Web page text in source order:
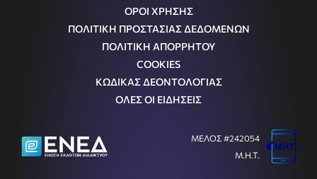
ΟΡΟΙ ΧΡΗΣΗΣ
ΠΟΛΙΤΙΚΗ ΠΡΟΣΤΑΣΙΑΣ ΔΕΔΟΜΕΝΩΝ
ΠΟΛΙΤΙΚΗ ΑΠΟΡΡΗΤΟΥ
COOKIES
ΚΩΔΙΚΑΣ ΔΕΟΝΤΟΛΟΓΙΑΣ
ΟΛΕΣ ΟΙ ΕΙΔΗΣΕΙΣ
ΜΕΛΟΣ #242054
Μ.Η.Τ.